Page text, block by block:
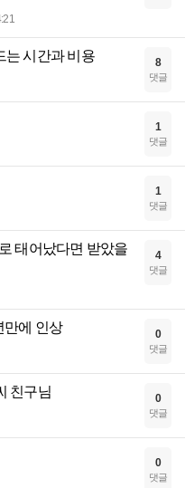
는 시간과 비용 8
댓글
1
댓글
1
댓글
태어났다면 받았을
4
댓글
만에 인상 0
댓글
친구님 0
댓글
0
댓글